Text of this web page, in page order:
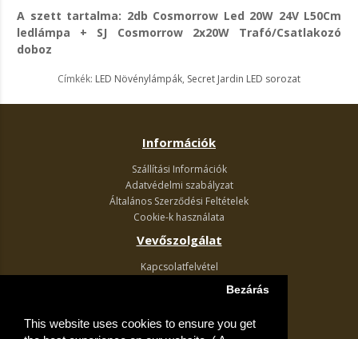
This website uses cookies to ensure you get
Bezárás
A szett tartalma: 2db Cosmorrow Led 20W 24V L50Cm
ledlámpa + SJ Cosmorrow 2x20W Trafó/Csatlakozó
doboz
Címkék: LED Növénylámpák, Secret Jardin LED sorozat
Információk
Szállítási Információk
Adatvédelmi szabályzat
Általános Szerződési Feltételek
Cookie-k használata
Vevőszolgálat
Kapcsolatfelvétel
Akciós ajánlatok